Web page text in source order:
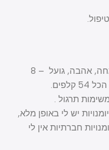
6 רגשות בסיסיים: כעס, פחד עצב, שמחה, אהבה, גועל – 8
יש לי באופן מלא,
חברתיות אין לי